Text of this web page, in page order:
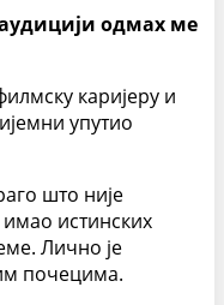
одмах ме
каријеру и
упутио
што није
истинских
Лично је
почецима.